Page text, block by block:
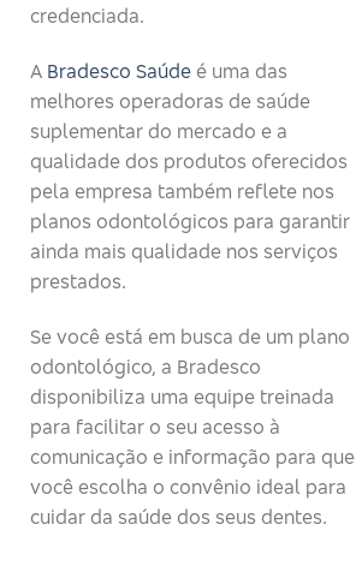
credenciada.
A Bradesco Saúde é uma das
melhores operadoras de saúde
suplementar do mercado e a
qualidade dos produtos oferecidos
pela empresa também reflete nos
planos odontológicos para garantir
ainda mais qualidade nos serviços
prestados.
Se você está em busca de um plano
odontológico, a Bradesco
disponibiliza uma equipe treinada
para facilitar o seu acesso à
comunicação e informação para que
você escolha o convênio ideal para
cuidar da saúde dos seus dentes.